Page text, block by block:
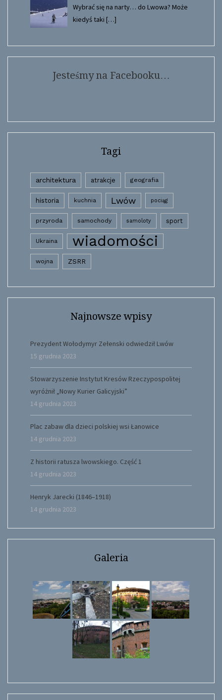
Wybrać się na narty… do Lwowa? Może
kiedyś taki […]
Jesteśmy na Facebooku…
Tagi
architektura atrakcje geografia
historia kuchnia Lwów pociąg
przyroda samochody samoloty sport
Ukraina wiadomości
wojna ZSRR
Najnowsze wpisy
Prezydent Wołodymyr Zełenski odwiedził Lwów
15 grudnia 2023
Stowarzyszenie Instytut Kresów Rzeczypospolitej
wyróżnił „Nowy Kurier Galicyjski”
14 grudnia 2023
Plac zabaw dla dzieci polskiej wsi Łanowice
14 grudnia 2023
Z historii ratusza lwowskiego. Część 1
14 grudnia 2023
Henryk Jarecki (1846–1918)
14 grudnia 2023
Galeria